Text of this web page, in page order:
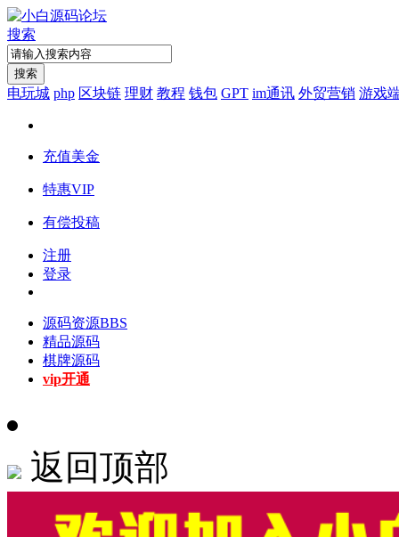
搜索
搜索
电玩城 php 区块链 理财 教程 钱包 GPT im通讯 外贸营销 游戏
充值美金
特惠VIP
有偿投稿
注册
登录
源码资源BBS
精品源码
棋牌源码
vip开通
返回顶部